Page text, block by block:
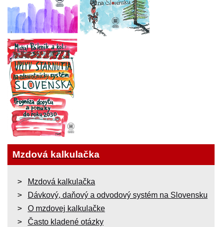
Mzdová kalkulačka
Mzdová kalkulačka
Dávkový, daňový a odvodový systém na Slovensku
O mzdovej kalkulačke
Často kladené otázky